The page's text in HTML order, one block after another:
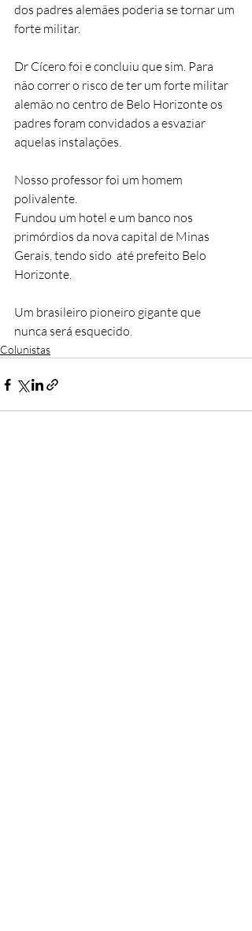
dos padres alemães poderia se tornar um
forte militar.
Dr Cícero foi e concluiu que sim. Para
não correr o risco de ter um forte militar
alemão no centro de Belo Horizonte os
padres foram convidados a esvaziar
aquelas instalações.
Nosso professor foi um homem
polivalente.
Fundou um hotel e um banco nos
primórdios da nova capital de Minas
Gerais, tendo sido  até prefeito Belo
Horizonte.
Um brasileiro pioneiro gigante que
nunca será esquecido.
Colunistas